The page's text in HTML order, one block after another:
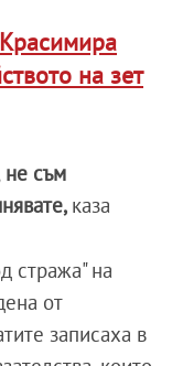
на зет
не съм
каза
стража" на
от
записаха в